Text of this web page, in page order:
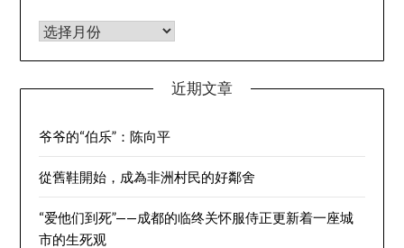
归档
近期文章
爷爷的“伯乐”：陈向平
從舊鞋開始，成為非洲村民的好鄰舍
“爱他们到死”——成都的临终关怀服侍正更新着一座城
市的生死观